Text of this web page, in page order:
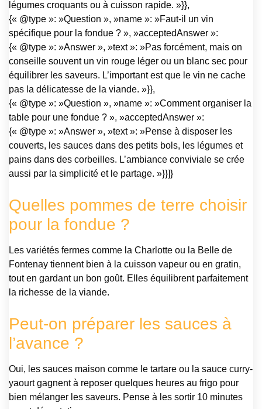
légumes croquants ou à cuisson rapide. »}},
{« @type »: »Question », »name »: »Faut-il un vin
spécifique pour la fondue ? », »acceptedAnswer »:
{« @type »: »Answer », »text »: »Pas forcément, mais on
conseille souvent un vin rouge léger ou un blanc sec pour
équilibrer les saveurs. L’important est que le vin ne cache
pas la délicatesse de la viande. »}},
{« @type »: »Question », »name »: »Comment organiser la
table pour une fondue ? », »acceptedAnswer »:
{« @type »: »Answer », »text »: »Pense à disposer les
couverts, les sauces dans des petits bols, les légumes et
pains dans des corbeilles. L’ambiance conviviale se crée
aussi par la simplicité et le partage. »}}]}
Quelles pommes de terre choisir
pour la fondue ?
Les variétés fermes comme la Charlotte ou la Belle de
Fontenay tiennent bien à la cuisson vapeur ou en gratin,
tout en gardant un bon goût. Elles équilibrent parfaitement
la richesse de la viande.
Peut-on préparer les sauces à
l’avance ?
Oui, les sauces maison comme le tartare ou la sauce curry-
yaourt gagnent à reposer quelques heures au frigo pour
bien mélanger les saveurs. Pense à les sortir 10 minutes